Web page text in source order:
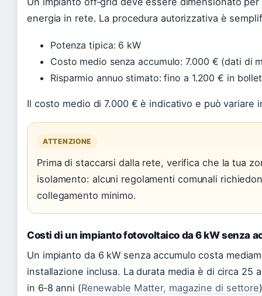
energia in rete. La procedura autorizzativa è
Potenza tipica: 6 kW
Costo medio senza accumulo: 7.000 € (dati di
Risparmio annuo stimato: fino a 1.200 € in
Il costo medio di 7.000 € è indicativo e può variare
ATTENZIONE
Prima di staccarsi dalla rete, verifica che la tua
isolamento: alcuni regolamenti comunali
collegamento minimo.
Costi di un impianto fotovoltaico da 6 kW senza
Un impianto da 6 kW senza accumulo costa
installazione inclusa. La durata media è di circa 25
in 6‑8 anni (Renewable Matter, magazine di settore